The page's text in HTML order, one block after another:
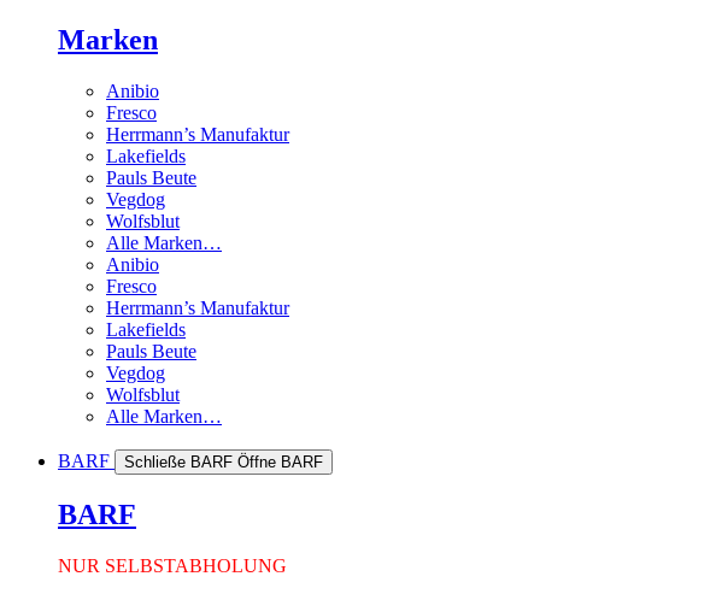
Marken
Anibio
Fresco
Herrmann’s Manufaktur
Lakefields
Pauls Beute
Vegdog
Wolfsblut
Alle Marken…
Anibio
Fresco
Herrmann’s Manufaktur
Lakefields
Pauls Beute
Vegdog
Wolfsblut
Alle Marken…
BARF Schließe BARF Öffne BARF
BARF
NUR SELBSTABHOLUNG